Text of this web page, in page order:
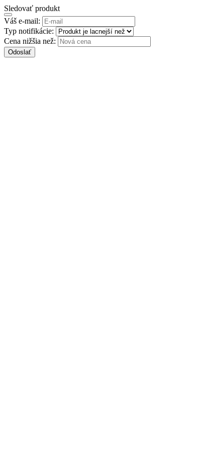
Sledovať produkt
Váš e-mail:
Typ notifikácie:
Cena nižšia než:
Odoslať